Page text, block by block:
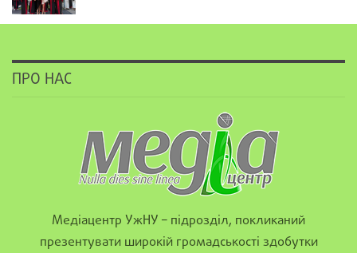
ПРО НАС
Медіацентр УжНУ – підрозділ, покликаний
презентувати широкій громадськості здобутки